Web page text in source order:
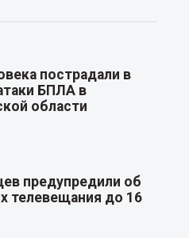
пострадали в
БПЛА в
области
предупредили об
телевещания до 16